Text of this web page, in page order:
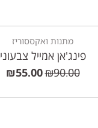
מתנות ואקססוריז
פינג'אן אמייל צבעוני
₪90.00
₪55.00